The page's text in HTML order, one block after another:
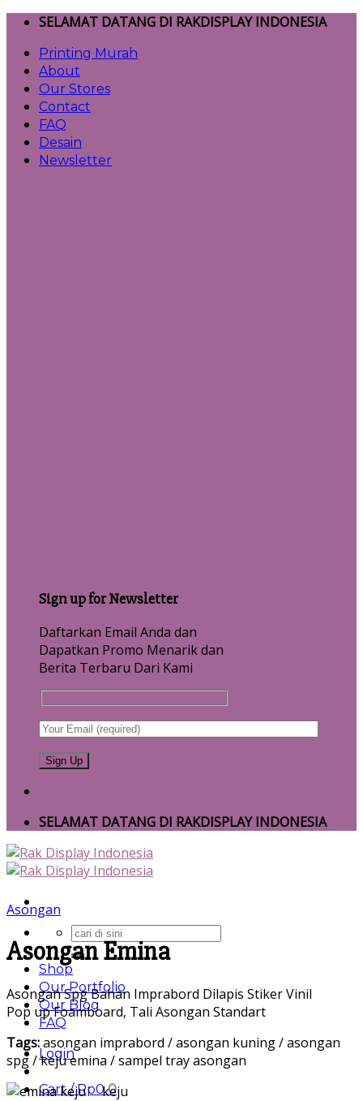
Skip
content
SELAMAT DATANG DI RAKDISPLAY INDONESIA
Printing Murah
About
Our Stores
Contact
FAQ
Desain
Newsletter
Sign up for Newsletter
Daftarkan Email Anda dan
Dapatkan Promo Menarik dan
Berita Terbaru Dari Kami
SELAMAT DATANG DI RAKDISPLAY INDONESIA
Search
for:
Shop
Our Portfolio
Our Blog
FAQ
Login
Cart /Rp0 0
Asongan
Asongan Emina
Asongan Spg Bahan Imprabord Dilapis Stiker Vinil
Pop up Foamboard, Tali Asongan Standart
Tags:asongan imprabord / asongan kuning / asongan
spg / keju emina / sampel tray asongan
keju